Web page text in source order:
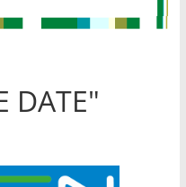
DATE"